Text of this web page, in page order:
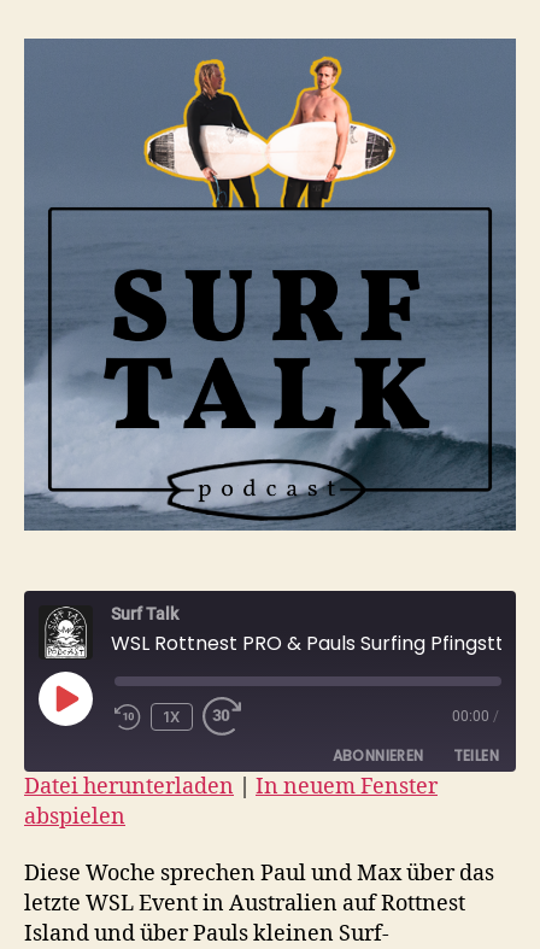
PRO
Surfing
Pfingsttrip
Surf Talk
WSL Rottnest PRO & Pauls Surfing Pfingsttrip
PLAY
EPISODE
1X 00:00 /
ABONNIEREN TEILEN
TEILEN
LINK
EMBED
Datei herunterladen | In neuem Fenster
abspielen
Diese Woche sprechen Paul und Max über das
letzte WSL Event in Australien auf Rottnest
Island und über Pauls kleinen Surf-